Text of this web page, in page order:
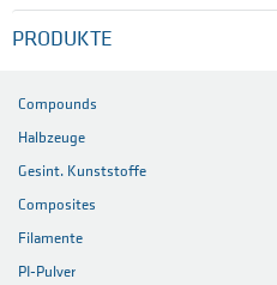
PRODUKTE
Compounds
Halbzeuge
Gesint. Kunststoffe
Composites
Filamente
PI-Pulver